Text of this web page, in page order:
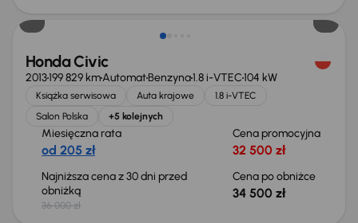
Honda Civic
2013199 829 kmAutomatBenzyna1.8 i-VTEC104 kW
Książka serwisowa Auta krajowe
1.8 i-VTEC
Salon Polska
+5 kolejnych
Miesięczna rata
od 205 zł
Cena promocyjna
32 500 zł
Najniższa cena z 30 dni przed
obniżką
36 000 zł
Cena po obniżce
34 500 zł
Świeżo skupione